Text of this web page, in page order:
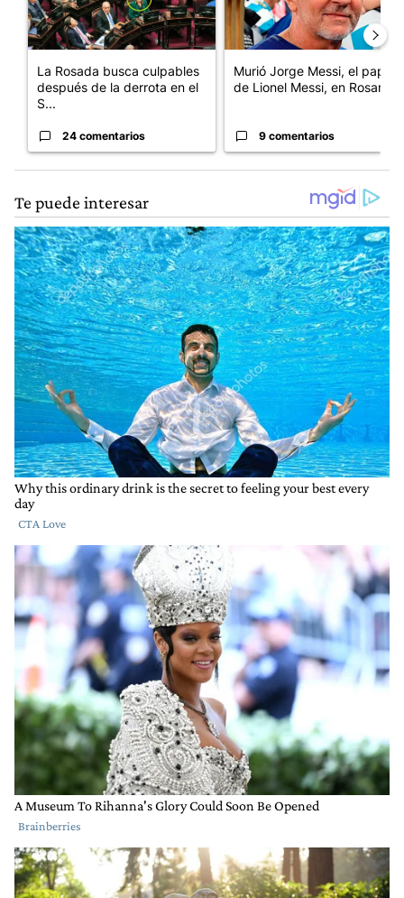
La Rosada busca culpables
después de la derrota en el
S...
24 comentarios
Murió Jorge Messi, el papá
de Lionel Messi, en Rosario
9 comentarios